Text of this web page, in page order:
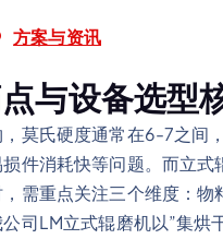
方案与资讯
与设备选型
莫氏硬度通常在6-7之间
件消耗快等问题。而立
需重点关注三个维度：
司LM立式辊磨机以”集